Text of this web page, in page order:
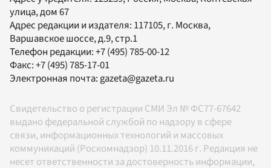
улица, дом 67
Адрес редакции и издателя: 117105, г. Москва,
Варшавское шоссе, д.9, стр.1
Телефон редакции:+7 (495) 785-00-12
Факс:+7 (495) 785-17-01
Электронная почта: gazeta@gazeta.ru
Свидетельство о регистрации СМИ Эл № ФС77-67642
выдано федеральной службой по надзору в сфере
связи, информационных технологий и массовых
коммуникаций (Роскомнадзор) 10.11.2016 г. Редакция не
несет ответственности за достоверность информации,